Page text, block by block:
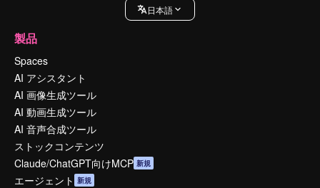
日本語
製品
Spaces
AI アシスタント
AI 画像生成ツール
AI 動画生成ツール
AI 音声合成ツール
ストックコンテンツ
Claude/ChatGPT向けMCP 新規
エージェント 新規